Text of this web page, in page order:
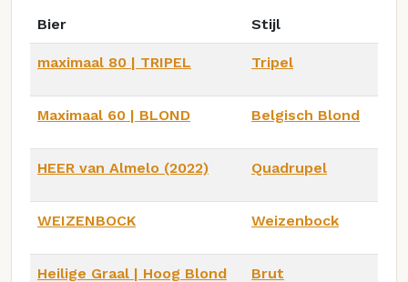
Bier Stijl
maximaal 80 | TRIPEL Tripel
Maximaal 60 | BLOND Belgisch Blond
HEER van Almelo (2022) Quadrupel
WEIZENBOCK Weizenbock
Heilige Graal | Hoog Blond Brut